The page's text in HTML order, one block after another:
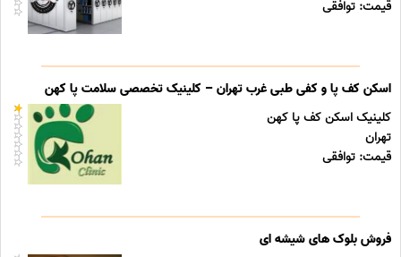
قیمت: توافقی
اسکن کف پا و کفی طبی غرب تهران – کلینیک تخصصی سلامت پا کهن
کلینیک اسکن کف پا کهن
تهران
قیمت: توافقی
فروش بلوک های شیشه ای